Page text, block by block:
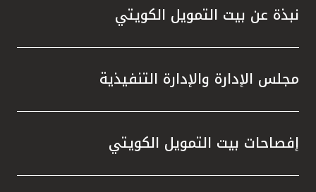
نبذة عن بيت التمويل الكويتي
مجلس الإدارة والإدارة التنفيذية
إفصاحات بيت التمويل الكويتي